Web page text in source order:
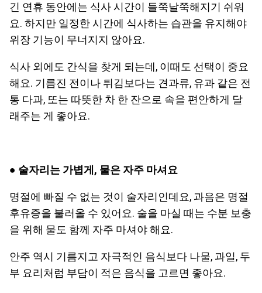
긴 연휴 동안에는 식사 시간이 들쭉날쭉해지기 쉬워
요. 하지만 일정한 시간에 식사하는 습관을 유지해야
위장 기능이 무너지지 않아요.
식사 외에도 간식을 찾게 되는데, 이때도 선택이 중요
해요. 기름진 전이나 튀김보다는 견과류, 유과 같은 전
통 다과, 또는 따뜻한 차 한 잔으로 속을 편안하게 달
래주는 게 좋아요.
● 술자리는 가볍게, 물은 자주 마셔요
명절에 빠질 수 없는 것이 술자리인데요, 과음은 명절
후유증을 불러올 수 있어요. 술을 마실 때는 수분 보충
을 위해 물도 함께 자주 마셔야 해요.
안주 역시 기름지고 자극적인 음식보다 나물, 과일, 두
부 요리처럼 부담이 적은 음식을 고르면 좋아요.